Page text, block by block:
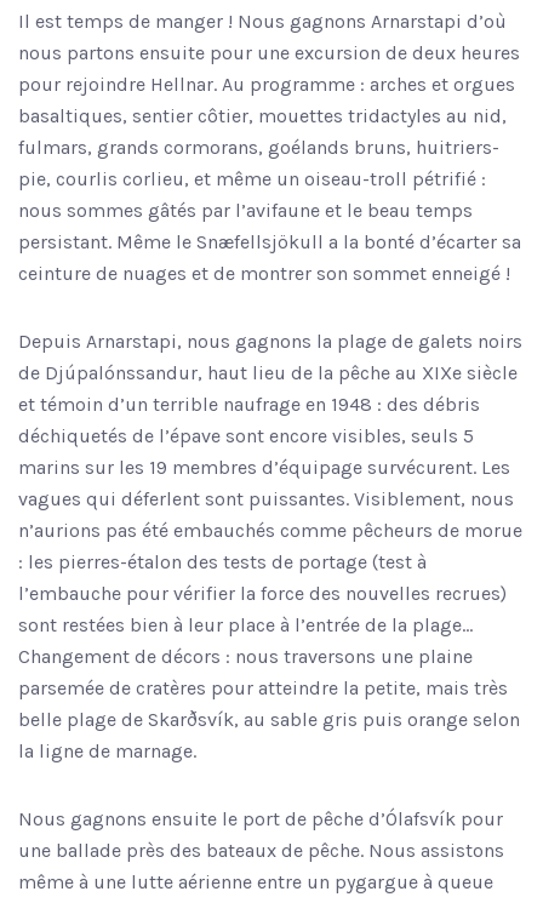
Il est temps de manger ! Nous gagnons Arnarstapi d’où
nous partons ensuite pour une excursion de deux heures
pour rejoindre Hellnar. Au programme : arches et orgues
basaltiques, sentier côtier, mouettes tridactyles au nid,
fulmars, grands cormorans, goélands bruns, huitriers-
pie, courlis corlieu, et même un oiseau-troll pétrifié :
nous sommes gâtés par l’avifaune et le beau temps
persistant. Même le Snæfellsjökull a la bonté d’écarter sa
ceinture de nuages et de montrer son sommet enneigé !
Depuis Arnarstapi, nous gagnons la plage de galets noirs
de Djúpalónssandur, haut lieu de la pêche au XIXe siècle
et témoin d’un terrible naufrage en 1948 : des débris
déchiquetés de l’épave sont encore visibles, seuls 5
marins sur les 19 membres d’équipage survécurent. Les
vagues qui déferlent sont puissantes. Visiblement, nous
n’aurions pas été embauchés comme pêcheurs de morue
: les pierres-étalon des tests de portage (test à
l’embauche pour vérifier la force des nouvelles recrues)
sont restées bien à leur place à l’entrée de la plage…
Changement de décors : nous traversons une plaine
parsemée de cratères pour atteindre la petite, mais très
belle plage de Skarðsvík, au sable gris puis orange selon
la ligne de marnage.
Nous gagnons ensuite le port de pêche d’Ólafsvík pour
une ballade près des bateaux de pêche. Nous assistons
même à une lutte aérienne entre un pygargue à queue